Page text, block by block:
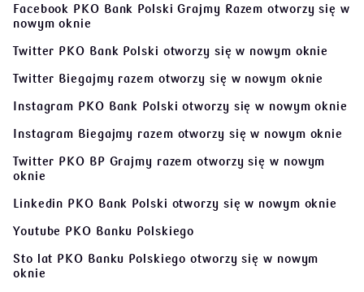
Facebook PKO Bank Polski Grajmy Razemotworzy się w
nowym oknie
Twitter PKO Bank Polski otworzy się w nowym oknie
Twitter Biegajmy razem otworzy się w nowym oknie
Instagram PKO Bank Polski otworzy się w nowym oknie
Instagram Biegajmy razem otworzy się w nowym oknie
Twitter PKO BP Grajmy razem otworzy się w nowym
oknie
Linkedin PKO Bank Polski otworzy się w nowym oknie
Youtube PKO Banku Polskiego
Sto lat PKO Banku Polskiego otworzy się w nowym
oknie